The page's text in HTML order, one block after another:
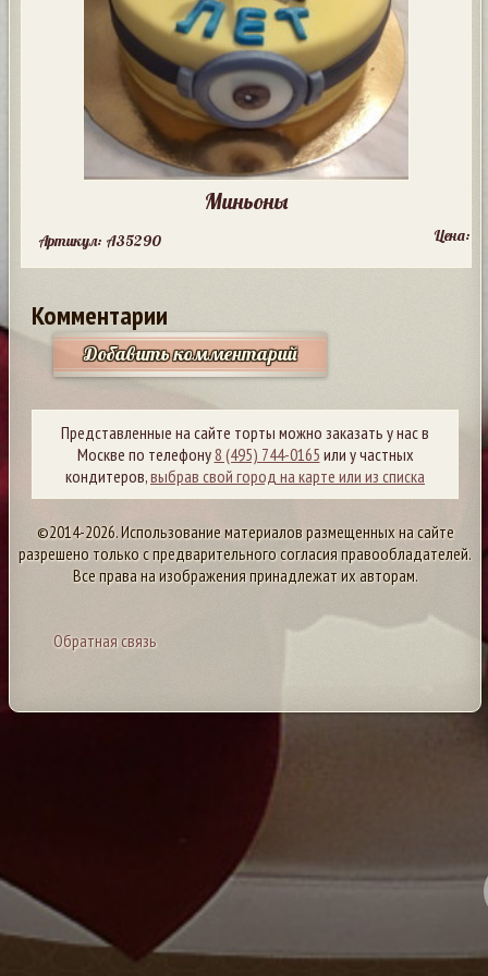
Миньоны
Артикул: A35290 Цена:
Комментарии
Добавить комментарий
Представленные на сайте торты можно заказать у нас в
Москве по телефону8 (495) 744-0165 или у частных
кондитеров,выбрав свой город на карте или из списка
©2014-2026. Использование материалов размещенных на сайте
разрешено только с предварительного согласия правообладателей.
Все права на изображения принадлежат их авторам.
Обратная связь